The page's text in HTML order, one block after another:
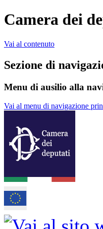
Camera dei
Vai al contenuto
Sezione di
Menu di ausilio alla
Vai al menu di navigazione